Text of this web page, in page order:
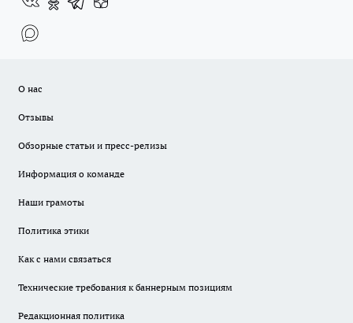
О нас
Отзывы
Обзорные статьи и пресс-релизы
Информация о команде
Наши грамоты
Политика этики
Как с нами связаться
Технические требования к баннерным позициям
Редакционная политика